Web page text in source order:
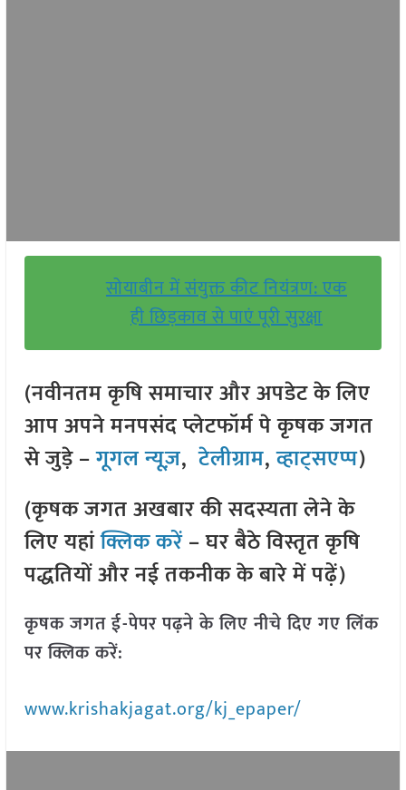
सोयाबीन में संयुक्त कीट नियंत्रण: एक
ही छिड़काव से पाएं पूरी सुरक्षा
(नवीनतम कृषि समाचार और अपडेट के लिए
आप अपने मनपसंद प्लेटफॉर्म पे कृषक जगत
से जुड़े –गूगल न्यूज़,टेलीग्राम,व्हाट्सएप्प)
(कृषक जगत अखबार की सदस्यता लेने के
लिए यहांक्लिक करें– घर बैठे विस्तृत कृषि
पद्धतियों और नई तकनीक के बारे में पढ़ें)
कृषक जगत ई-पेपर पढ़ने के लिए नीचे दिए गए लिंक
पर क्लिक करें:
www.krishakjagat.org/kj_epaper/